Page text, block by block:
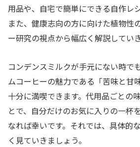
用品や、自宅で簡単にできる自作レ
また、健康志向の方に向けた植物性
ー研究の視点から幅広く解説していき
コンデンスミルクが手元にない時で
ムコーヒーの魅力である「苦味と甘
十分に満喫できます。代用品ごとの
とで、自分だけのお気に入りの一杯
なれば幸いです。それでは、具体的
く見ていきましょう。